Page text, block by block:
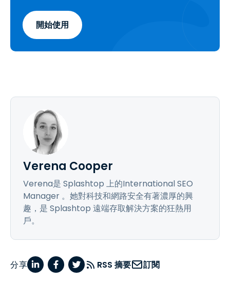
開始使用
Verena Cooper
Verena是 Splashtop 上的International SEO
Manager 。她對科技和網路安全有著濃厚的興
趣，是 Splashtop 遠端存取解決方案的狂熱用
戶。
分享 RSS 摘要 訂閱